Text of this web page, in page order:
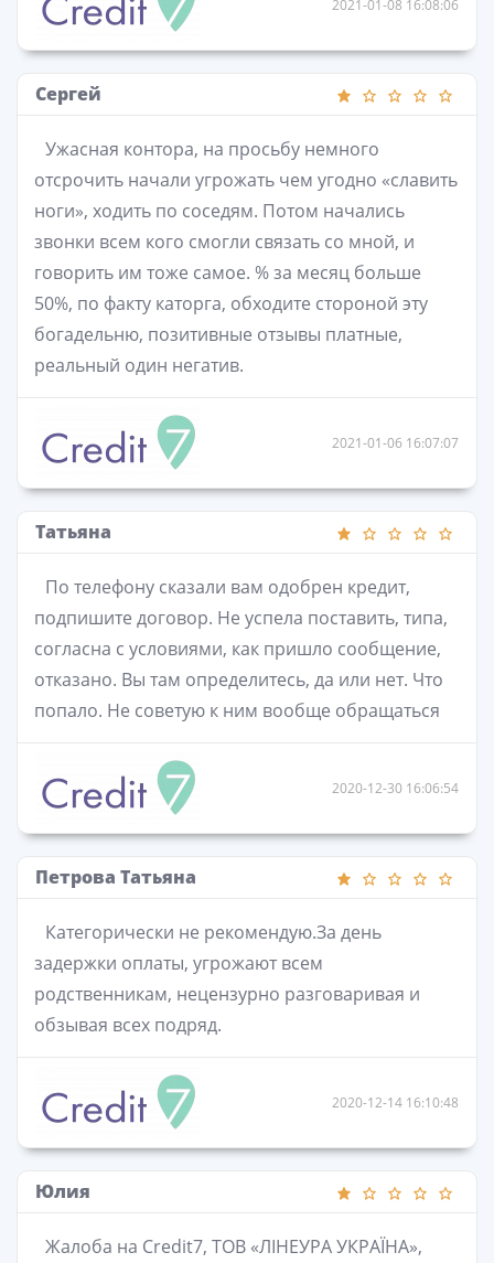
2021-01-08 16:08:06
Сергей
Ужасная контора, на просьбу немного
отсрочить начали угрожать чем угодно «славить
ноги», ходить по соседям. Потом начались
звонки всем кого смогли связать со мной, и
говорить им тоже самое. % за месяц больше
50%, по факту каторга, обходите стороной эту
богадельню, позитивные отзывы платные,
реальный один негатив.
2021-01-06 16:07:07
Татьяна
По телефону сказали вам одобрен кредит,
подпишите договор. Не успела поставить, типа,
согласна с условиями, как пришло сообщение,
отказано. Вы там определитесь, да или нет. Что
попало. Не советую к ним вообще обращаться
2020-12-30 16:06:54
Петрова Татьяна
Категорически не рекомендую.За день
задержки оплаты, угрожают всем
родственникам, нецензурно разговаривая и
обзывая всех подряд.
2020-12-14 16:10:48
Юлия
Жалоба на Credit7, ТОВ «ЛІНЕУРА УКРАЇНА»,